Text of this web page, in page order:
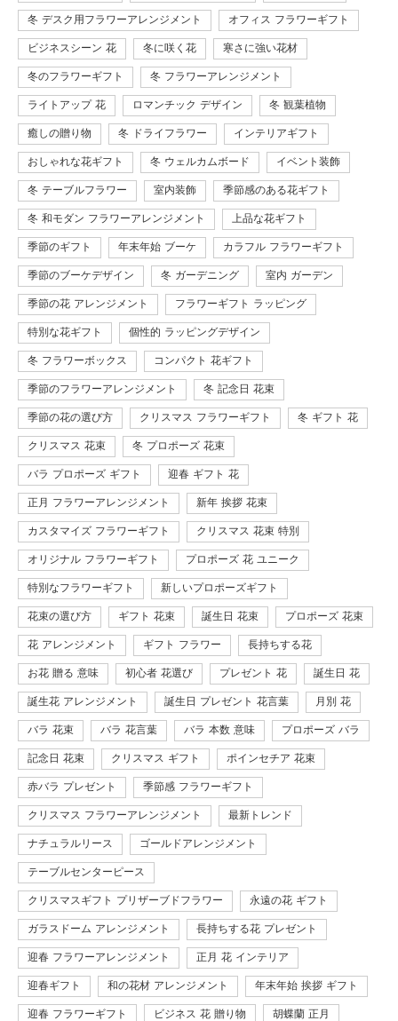
冬 デスク用フラワーアレンジメント オフィス フラワーギフト
ビジネスシーン 花 冬に咲く花 寒さに強い花材
冬のフラワーギフト 冬 フラワーアレンジメント
ライトアップ 花 ロマンチック デザイン 冬 観葉植物
癒しの贈り物 冬 ドライフラワー インテリアギフト
おしゃれな花ギフト 冬 ウェルカムボード イベント装飾
冬 テーブルフラワー 室内装飾 季節感のある花ギフト
冬 和モダン フラワーアレンジメント 上品な花ギフト
季節のギフト 年末年始 ブーケ カラフル フラワーギフト
季節のブーケデザイン 冬 ガーデニング 室内 ガーデン
季節の花 アレンジメント フラワーギフト ラッピング
特別な花ギフト 個性的 ラッピングデザイン
冬 フラワーボックス コンパクト 花ギフト
季節のフラワーアレンジメント 冬 記念日 花束
季節の花の選び方 クリスマス フラワーギフト 冬 ギフト 花
クリスマス 花束 冬 プロポーズ 花束
バラ プロポーズ ギフト 迎春 ギフト 花
正月 フラワーアレンジメント 新年 挨拶 花束
カスタマイズ フラワーギフト クリスマス 花束 特別
オリジナル フラワーギフト プロポーズ 花 ユニーク
特別なフラワーギフト 新しいプロポーズギフト
花束の選び方 ギフト 花束 誕生日 花束 プロポーズ 花束
花 アレンジメント ギフト フラワー 長持ちする花
お花 贈る 意味 初心者 花選び プレゼント 花 誕生日 花
誕生花 アレンジメント 誕生日 プレゼント 花言葉 月別 花
バラ 花束 バラ 花言葉 バラ 本数 意味 プロポーズ バラ
記念日 花束 クリスマス ギフト ポインセチア 花束
赤バラ プレゼント 季節感 フラワーギフト
クリスマス フラワーアレンジメント 最新トレンド
ナチュラルリース ゴールドアレンジメント
テーブルセンターピース
クリスマスギフト プリザーブドフラワー 永遠の花 ギフト
ガラスドーム アレンジメント 長持ちする花 プレゼント
迎春 フラワーアレンジメント 正月 花 インテリア
迎春ギフト 和の花材 アレンジメント 年末年始 挨拶 ギフト
迎春 フラワーギフト ビジネス 花 贈り物 胡蝶蘭 正月